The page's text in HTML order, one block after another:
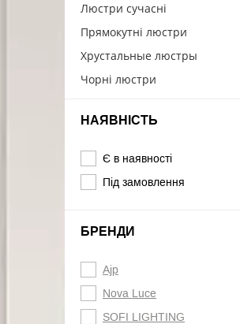
Люстри сучасні
Прямокутні люстри
Хрустальные люстры
Чорні люстри
НАЯВНІСТЬ
Є в наявності
Під замовлення
БРЕНДИ
Ajp
Nova Luce
SOFI LIGHTING